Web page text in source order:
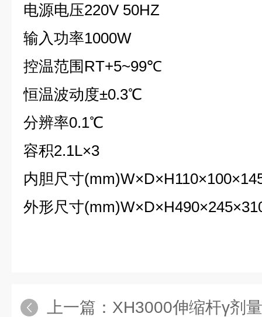
电源电压220V 50HZ
输入功率1000W
控温范围RT+5~99℃
恒温波动度±0.3℃
分辨率0.1℃
容积2.1L×3
内胆尺寸
外形尺寸
上一篇： XH3000伸缩杆γ剂